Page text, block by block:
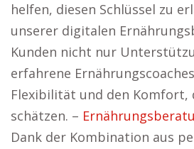
helfen, diesen Schlüssel zu
unserer digitalen
Kunden nicht nur
erfahrene
Flexibilität und den Komfort,
schätzen. –
Dank der Kombination aus